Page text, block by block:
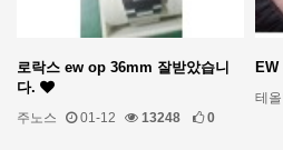
로락스 ew op 36mm 잘받았습니
다.
주노스 01-12 13248 0
테